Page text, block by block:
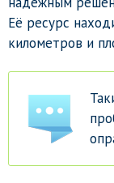
Её ресурс
километров и